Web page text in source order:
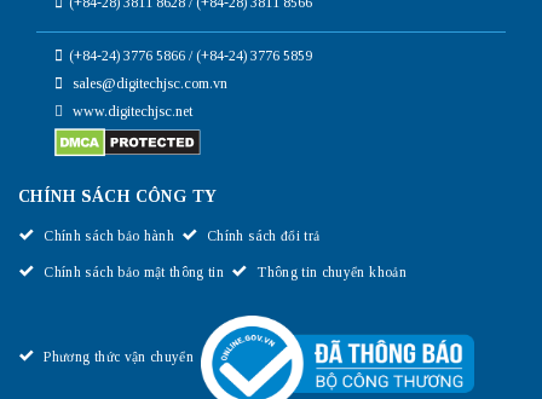
(+84-24) 3776 5866 / (+84-24) 3776 5859
sales@digitechjsc.com.vn
www.digitechjsc.net
CHÍNH SÁCH CÔNG TY
Chính sách bảo hành Chính sách đổi trả
Chính sách bảo mật thông tin Thông tin chuyển khoản
Phương thức vận chuyển